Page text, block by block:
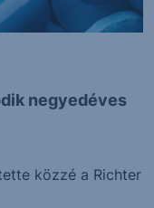
negyedéves
közzé a Richter